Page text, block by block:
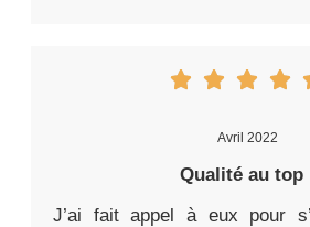
Avril 2022
Qualité au top
J’ai fait appel à eux pour